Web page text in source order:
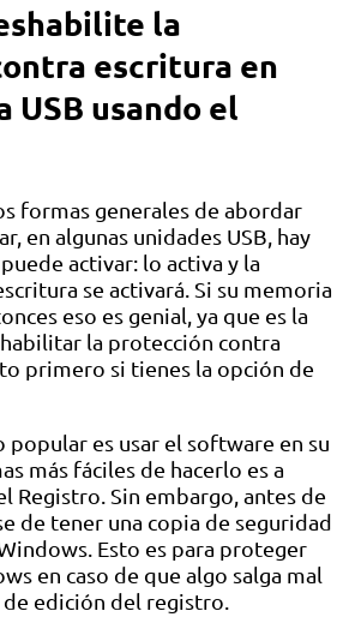
la
escritura en
USB usando el
formas generales de abordar
en algunas unidades USB, hay
activar: lo activa y la
se activará. Si su memoria
eso es genial, ya que es la
la protección contra
primero si tienes la opción de
popular es usar el software en su
más fáciles de hacerlo es a
Registro. Sin embargo, antes de
de tener una copia de seguridad
Esto es para proteger
en caso de que algo salga mal
edición del registro.